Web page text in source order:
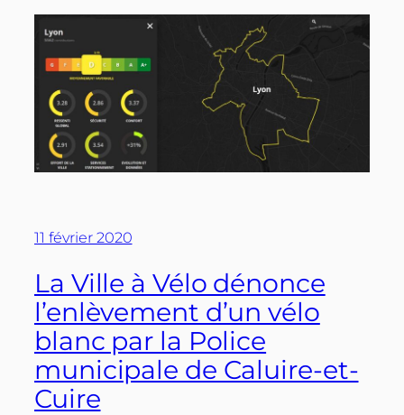
11 février 2020
La Ville à Vélo dénonce
l’enlèvement d’un vélo
blanc par la Police
municipale de Caluire-et-
Cuire